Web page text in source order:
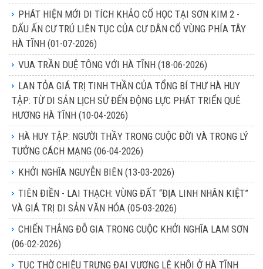
PHÁT HIỆN MỚI DI TÍCH KHẢO CỔ HỌC TẠI SƠN KIM 2 -
DẤU ẤN CƯ TRÚ LIÊN TỤC CỦA CƯ DÂN CỔ VÙNG PHÍA TÂY
HÀ TĨNH (01-07-2026)
VUA TRẦN DUỆ TÔNG VỚI HÀ TĨNH (18-06-2026)
LAN TỎA GIÁ TRỊ TINH THẦN CỦA TỔNG BÍ THƯ HÀ HUY
TẬP: TỪ DI SẢN LỊCH SỬ ĐẾN ĐỘNG LỰC PHÁT TRIỂN QUÊ
HƯƠNG HÀ TĨNH (10-04-2026)
HÀ HUY TẬP: NGƯỜI THẦY TRONG CUỘC ĐỜI VÀ TRONG LÝ
TƯỞNG CÁCH MẠNG (06-04-2026)
KHỞI NGHĨA NGUYỄN BIÊN (13-03-2026)
TIÊN ĐIỀN - LAI THẠCH: VÙNG ĐẤT “ĐỊA LINH NHÂN KIỆT”
VÀ GIÁ TRỊ DI SẢN VĂN HÓA (05-03-2026)
CHIẾN THẮNG ĐỖ GIA TRONG CUỘC KHỞI NGHĨA LAM SƠN
(06-02-2026)
TỤC THỜ CHIÊU TRƯNG ĐẠI VƯƠNG LÊ KHÔI Ở HÀ TĨNH